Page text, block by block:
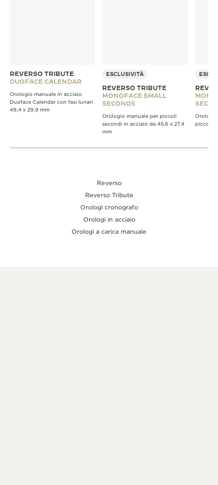
REVERSO TRIBUTE
DUOFACE CALENDAR
Orologio manuale in acciaio
Duoface Calendar con fasi lunari
49,4 x 29,9 mm
ESCLUSIVITÀ
REVERSO TRIBUTE
MONOFACE SMALL
SECONDS
Orologio manuale per piccoli
secondi in acciaio da 45,6 x 27,4
mm
piccoli
Reverso
Reverso Tribute
Orologi cronografo
Orologi in acciaio
Orologi a carica manuale